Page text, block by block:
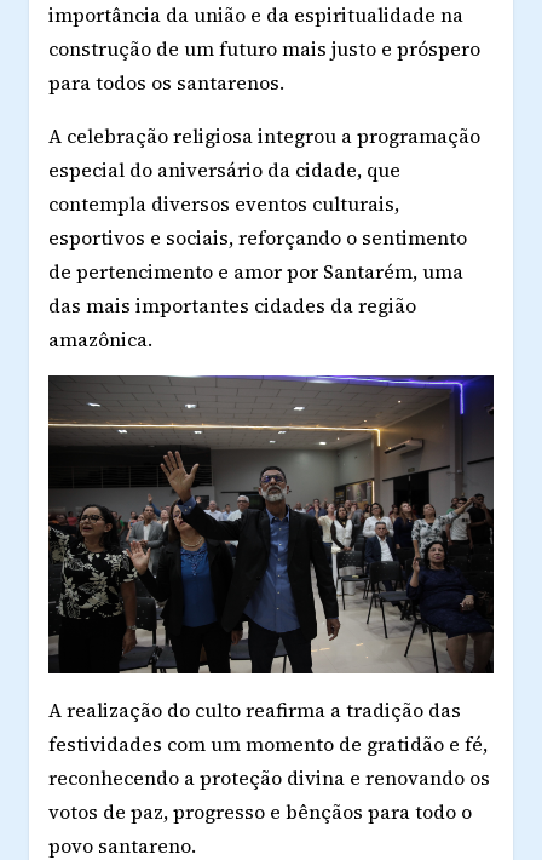
importância da união e da espiritualidade na
construção de um futuro mais justo e próspero
para todos os santarenos.
A celebração religiosa integrou a programação
especial do aniversário da cidade, que
contempla diversos eventos culturais,
esportivos e sociais, reforçando o sentimento
de pertencimento e amor por Santarém, uma
das mais importantes cidades da região
amazônica.
A realização do culto reafirma a tradição das
festividades com um momento de gratidão e fé,
reconhecendo a proteção divina e renovando os
votos de paz, progresso e bênçãos para todo o
povo santareno.